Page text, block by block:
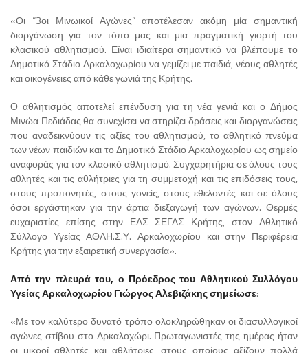
«Οι “3οι Μινωικοί Αγώνες” αποτέλεσαν ακόμη μία σημαντική
διοργάνωση για τον τόπο μας και μια πραγματική γιορτή του
κλασικού αθλητισμού. Είναι ιδιαίτερα σημαντικό να βλέπουμε το
Δημοτικό Στάδιο Αρκαλοχωρίου να γεμίζει με παιδιά, νέους αθλητές
και οικογένειες από κάθε γωνιά της Κρήτης.
Ο αθλητισμός αποτελεί επένδυση για τη νέα γενιά και ο Δήμος
Μινώα Πεδιάδας θα συνεχίσει να στηρίζει δράσεις και διοργανώσεις
που αναδεικνύουν τις αξίες του αθλητισμού, το αθλητικό πνεύμα
των νέων παιδιών και το Δημοτικό Στάδιο Αρκαλοχωρίου ως σημείο
αναφοράς για τον κλασικό αθλητισμό. Συγχαρητήρια σε όλους τους
αθλητές και τις αθλήτριες για τη συμμετοχή και τις επιδόσεις τους,
στους προπονητές, στους γονείς, στους εθελοντές και σε όλους
όσοι εργάστηκαν για την άρτια διεξαγωγή των αγώνων. Θερμές
ευχαριστίες επίσης στην ΕΑΣ ΣΕΓΑΣ Κρήτης, στον Αθλητικό
Σύλλογο Υγείας ΑΘΛΗ.Σ.Υ. Αρκαλοχωρίου και στην Περιφέρεια
Κρήτης για την εξαιρετική συνεργασία».
Από την πλευρά του, ο Πρόεδρος του Αθλητικού Συλλόγου
Υγείας Αρκαλοχωρίου Γιώργος Αλεβιζάκης σημείωσε:
«Με τον καλύτερο δυνατό τρόπο ολοκληρώθηκαν οι διασυλλογικοί
αγώνες στίβου στο Αρκαλοχώρι. Πρωταγωνιστές της ημέρας ήταν
οι μικροί αθλητές και αθλήτριες, στους οποίους αξίζουν πολλά